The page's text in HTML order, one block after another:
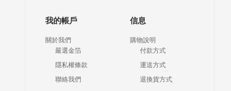
我的帳戶
關於我們
嚴選金箔
隱私權條款
聯絡我們
信息
購物說明
付款方式
運送方式
退換貨方式